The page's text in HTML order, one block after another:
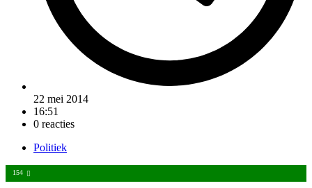
22 mei 2014
16:51
0 reacties
Politiek
154